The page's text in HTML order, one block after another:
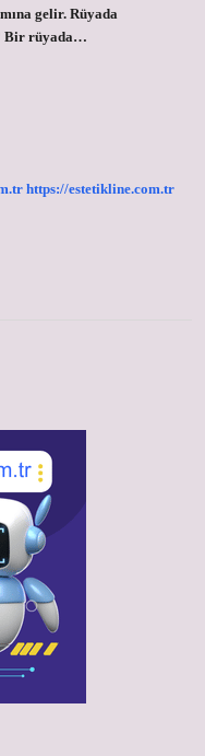
gelir. Rüyada
Bir rüyada…
https://estetikline.com.tr